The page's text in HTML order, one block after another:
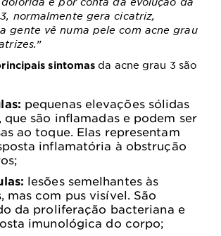
normalmente gera cicatriz,
gente vê numa pele com acne grau
sintomasda acne grau 3 são
pequenas elevações sólidas
que são inflamadas e podem ser
ao toque. Elas representam
inflamatória à obstrução
lesões semelhantes às
mas com pus visível. São
da proliferação bacteriana e
imunológica do corpo;